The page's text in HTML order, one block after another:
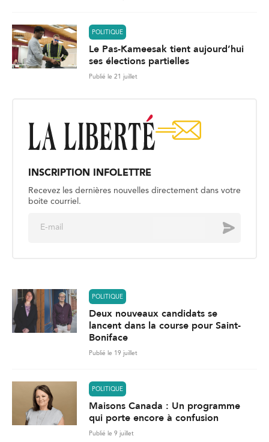
POLITIQUE
Le Pas-Kameesak tient aujourd’hui
ses élections partielles
Publié le 21 juillet
INSCRIPTION INFOLETTRE
Recevez les dernières nouvelles directement dans votre
boite courriel.
Envoyer
POLITIQUE
Deux nouveaux candidats se
lancent dans la course pour Saint-
Boniface
Publié le 19 juillet
POLITIQUE
Maisons Canada : Un programme
qui porte encore à confusion
Publié le 9 juillet